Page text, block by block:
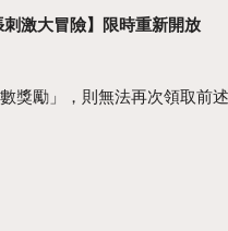
激大冒險】限時重新開放
獎勵」，則無法再次領取前